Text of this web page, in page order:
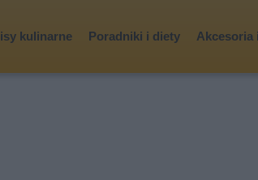
kulinarne Poradniki i diety Akcesoria